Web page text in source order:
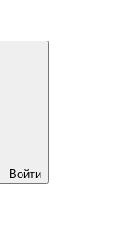
Войти